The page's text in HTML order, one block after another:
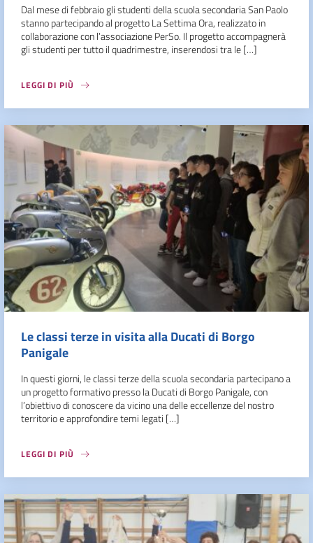
Dal mese di febbraio gli studenti della scuola secondaria San Paolo
stanno partecipando al progetto La Settima Ora, realizzato in
collaborazione con l’associazione PerSo. Il progetto accompagnerà
gli studenti per tutto il quadrimestre, inserendosi tra le […]
LEGGI DI PIÙ
Le classi terze in visita alla Ducati di Borgo
Panigale
In questi giorni, le classi terze della scuola secondaria partecipano a
un progetto formativo presso la Ducati di Borgo Panigale, con
l’obiettivo di conoscere da vicino una delle eccellenze del nostro
territorio e approfondire temi legati […]
LEGGI DI PIÙ